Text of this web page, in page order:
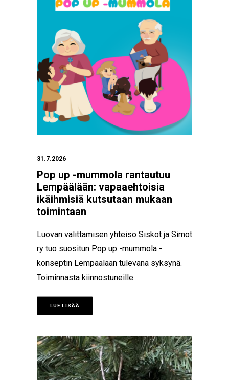
31.7.2026
Pop up -mummola rantautuu
Lempäälään: vapaaehtoisia
ikäihmisiä kutsutaan mukaan
toimintaan
Luovan välittämisen yhteisö Siskot ja Simot
ry tuo suositun Pop up -mummola -
konseptin Lempäälään tulevana syksynä.
Toiminnasta kiinnostuneille…
LUE LISÄÄ